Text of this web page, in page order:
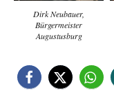
Dirk Neubauer,
Bürgermeister
Augustusburg